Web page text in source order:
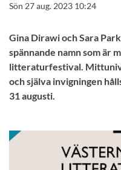
Sön 27 aug. 2023 10:24
Gina Dirawi och Sara
spännande namn som är
litteraturfestival.
och själva invigningen
31 augusti.